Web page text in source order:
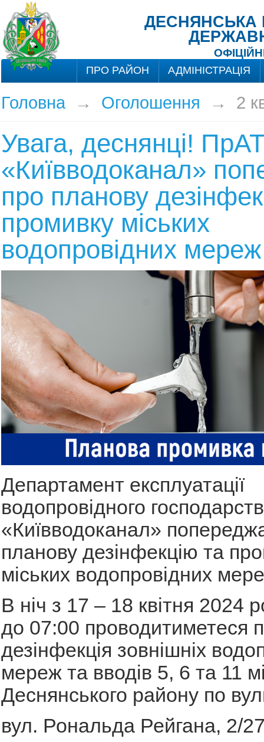
ДЕСНЯНСЬКА
ПРО РАЙОН АДМІНІСТРАЦІЯ
Головна→ Оголошення → 2
Увага, деснянці!
«Київводоканал»
про планову
промивку міських
водопровідних мереж
Департамент експлуатації
водопровідного
«Київводоканал»
планову дезінфекцію та
міських водопровідних
В ніч з 17 – 18 квітня 2024
до 07:00 проводитиметеся
дезінфекція зовнішніх
мереж та вводів 5, 6 та 11
Деснянського району по
вул. Рональда Рейгана, 2/